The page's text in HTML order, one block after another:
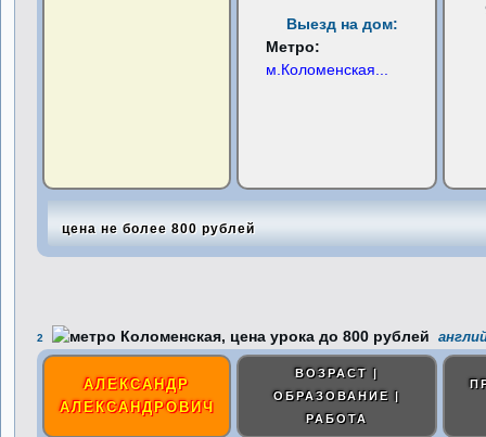
Выезд на дом:
Метро:
м.Коломенская
цена не более 800 рублей
2
АЛЕКСАНДР
АЛЕКСАНДРОВИЧ
ВОЗРАСТ |
ОБРАЗОВАНИЕ |
РАБОТА